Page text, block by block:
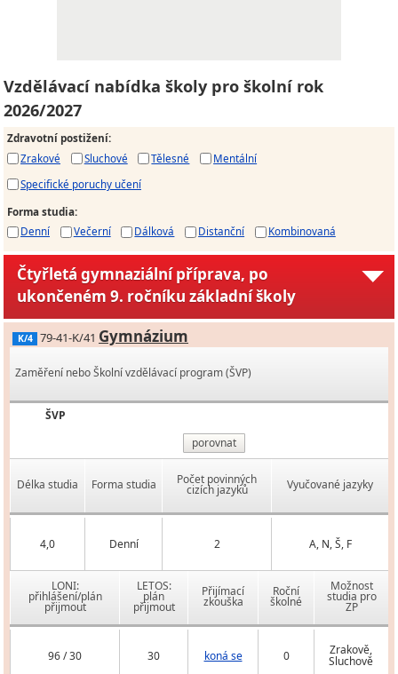
Vzdělávací nabídka školy pro školní rok
2026/2027
Zdravotní postižení:
Zrakové
Sluchové Tělesné
Mentální
Specifické poruchy učení
Forma studia:
Denní
Večerní Dálková Distanční Kombinovaná
Čtyřletá gymnaziální příprava, po
ukončeném 9. ročníku základní školy
K/4 79-41-K/41 Gymnázium
Zaměření nebo Školní vzdělávací program (ŠVP)
ŠVP
porovnat
Délka studia Forma studia Počet povinných
cizích jazyků Vyučované jazyky
4,0 Denní 2 A, N, Š, F
LONI:
přihlášení/plán
přijmout
LETOS:
plán
přijmout
Přijímací
zkouška
Roční
školné
Možnost
studia pro
ZP
96 / 30 30 koná se 0 Zrakově,
Sluchově